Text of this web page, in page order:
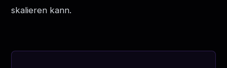
skalieren kann.